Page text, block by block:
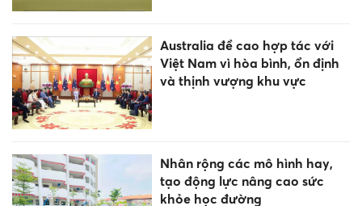
Australia đề cao hợp tác với
Việt Nam vì hòa bình, ổn định
và thịnh vượng khu vực
Nhân rộng các mô hình hay,
tạo động lực nâng cao sức
khỏe học đường